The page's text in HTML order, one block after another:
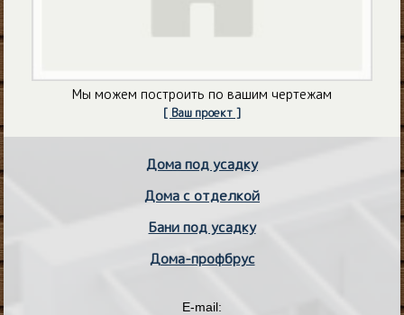
Мы можем построить по вашим чертежам
[ Ваш проект ]
Дома под усадку
Дома с отделкой
Бани под усадку
Дома-профбрус
E-mail: